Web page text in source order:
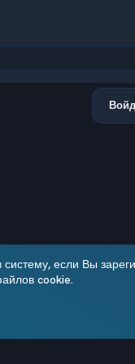
и правила
если Вы
cookie.